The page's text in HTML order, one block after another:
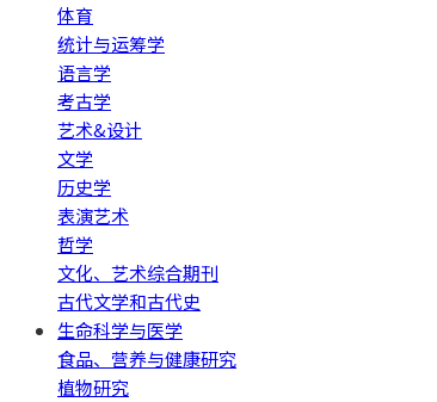
体育
统计与运筹学
语言学
考古学
艺术&设计
文学
历史学
表演艺术
哲学
文化、艺术综合期刊
古代文学和古代史
生命科学与医学
食品、营养与健康研究
植物研究